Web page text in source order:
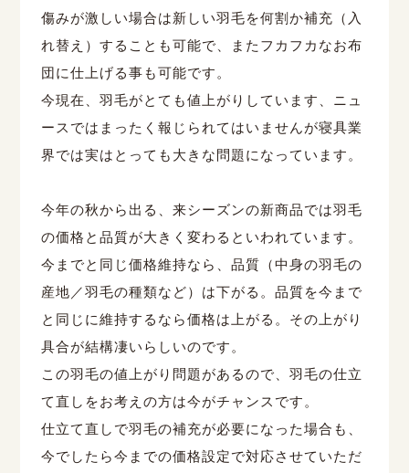
傷みが激しい場合は新しい羽毛を何割か補充（入
れ替え）することも可能で、またフカフカなお布
団に仕上げる事も可能です。
今現在、羽毛がとても値上がりしています、ニュ
ースではまったく報じられてはいませんが寝具業
界では実はとっても大きな問題になっています。
今年の秋から出る、来シーズンの新商品では羽毛
の価格と品質が大きく変わるといわれています。
今までと同じ価格維持なら、品質（中身の羽毛の
産地／羽毛の種類など）は下がる。品質を今まで
と同じに維持するなら価格は上がる。その上がり
具合が結構凄いらしいのです。
この羽毛の値上がり問題があるので、羽毛の仕立
て直しをお考えの方は今がチャンスです。
仕立て直しで羽毛の補充が必要になった場合も、
今でしたら今までの価格設定で対応させていただ